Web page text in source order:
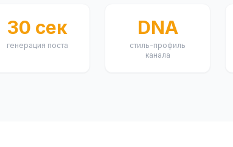
30 сек
генерация поста
DNA
стиль-профиль
канала